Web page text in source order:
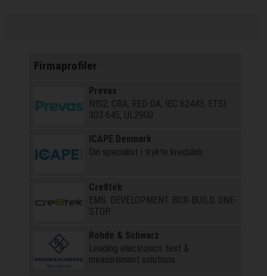
Firmaprofiler
Prevas
NIS2, CRA, RED-DA, IEC 62443, ETSI
303 645, UL2900
ICAPE Denmark
Din specialist i trykte kredsløb
Cre8tek
EMS. DEVELOPMENT. BOX-BUILD. ONE-
STOP.
Rohde & Schwarz
Leading electronics test &
measurement solutions